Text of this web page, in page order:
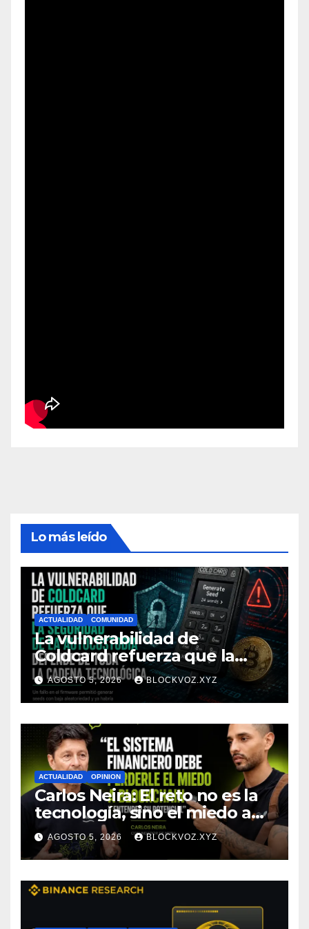
Lo más leído
ACTUALIDAD COMUNIDAD
La vulnerabilidad de
Coldcard refuerza que la
seguridad de la autocustodia
depende de toda la cadena
tecnológica, afirma CoinEx
Research
AGOSTO 5, 2026 BLOCKVOZ.XYZ
ACTUALIDAD OPINION
Carlos Neira: El reto no es la
tecnología, sino el miedo a
entenderla
AGOSTO 5, 2026 BLOCKVOZ.XYZ